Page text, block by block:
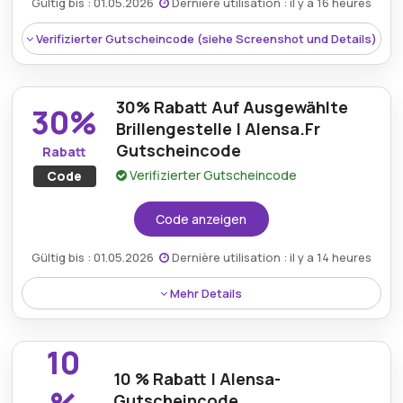
Bedingungen:Voir les conditions générales sur le
site du marchand.
Verifizierter Gutscheincode (siehe Screenshot und Details)
10% Rabatt auf alle Brillen-, Linsen- und
Sonnenbrillenbestellungen.
Mindestkaufbetrag:Kein Minimum erforderlich
Berechtigung: Für alle Kunden
30%
Rabatt
Code
30% Rabatt Auf Ausgewählte
Brillengestelle | Alensa.Fr
Gutscheincode
Verifizierter Gutscheincode
Code anzeigen
Gültig bis : 01.05.2026 Dernière utilisation : il y a 14 heures
Mehr Details
Einkäufer können sich 30% Rabatt auf ausgewählte
Brillengestelle mit einem Alensa.fr-Gutscheincode
sichern und dabei Stil, Komfort und Erschwinglichkeit
nahtlos kombinieren.
10
10 % Rabatt | Alensa-